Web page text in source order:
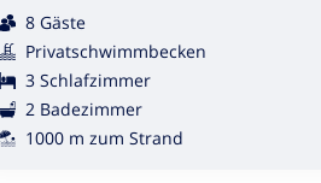
8 Gäste
Privatschwimmbecken
3 Schlafzimmer
2 Badezimmer
1000 m zum Strand